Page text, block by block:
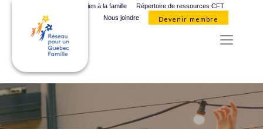
Organismes de soutien à la famille
Répertoire de ressources CFT
Nous joindre
Devenir membre